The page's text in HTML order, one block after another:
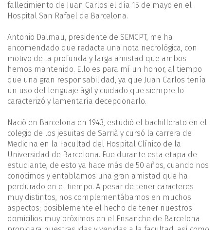
fallecimiento de Juan Carlos el día 15 de mayo en el
Hospital San Rafael de Barcelona.
Antonio Dalmau, presidente de SEMCPT, me ha
encomendado que redacte una nota necrológica, con
motivo de la profunda y larga amistad que ambos
hemos mantenido. Ello es para mí un honor, al tiempo
que una gran responsabilidad, ya que Juan Carlos tenía
un uso del lenguaje ágil y cuidado que siempre lo
caracterizó y lamentaría decepcionarlo.
Nació en Barcelona en 1943, estudió el bachillerato en el
colegio de los jesuitas de Sarrià y cursó la carrera de
Medicina en la Facultad del Hospital Clínico de la
Universidad de Barcelona. Fue durante esta etapa de
estudiante, de esto ya hace más de 50 años, cuando nos
conocimos y entablamos una gran amistad que ha
perdurado en el tiempo. A pesar de tener caracteres
muy distintos, nos complementábamos en muchos
aspectos; posiblemente el hecho de tener nuestros
domicilios muy próximos en el Ensanche de Barcelona